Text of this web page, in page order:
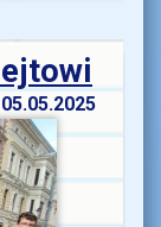
05.05.2025